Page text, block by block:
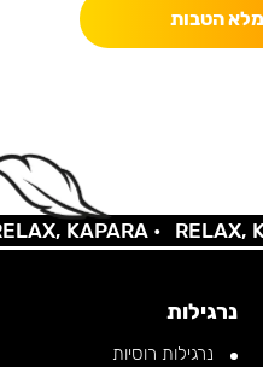
מלא הטבות
KAPARA • RELAX,
נרגילות
נרגילות רוסיות